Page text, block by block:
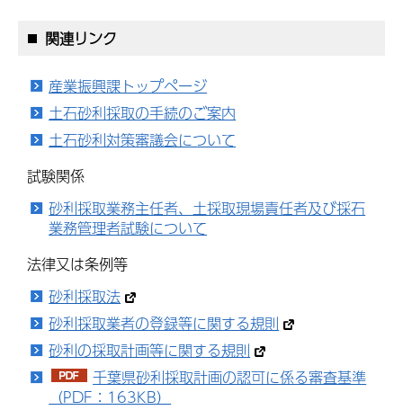
関連リンク
産業振興課トップページ
土石砂利採取の手続のご案内
土石砂利対策審議会について
試験関係
砂利採取業務主任者、土採取現場責任者及び採石
業務管理者試験について
法律又は条例等
砂利採取法
砂利採取業者の登録等に関する規則
砂利の採取計画等に関する規則
千葉県砂利採取計画の認可に係る審査基準
（PDF：163KB）